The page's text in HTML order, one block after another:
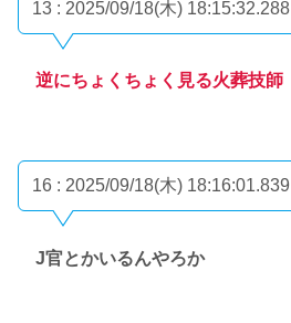
13 : 2025/09/18(木) 18:15:32.288
逆にちょくちょく見る火葬技師
16 : 2025/09/18(木) 18:16:01.839
J官とかいるんやろか